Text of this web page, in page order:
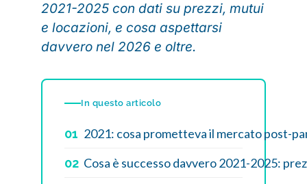
2021-2025 con dati su prezzi, mutui
e locazioni, e cosa aspettarsi
davvero nel 2026 e oltre.
In questo articolo
01 2021: cosa prometteva il mercato post-
02 Cosa è successo davvero 2021-2025: